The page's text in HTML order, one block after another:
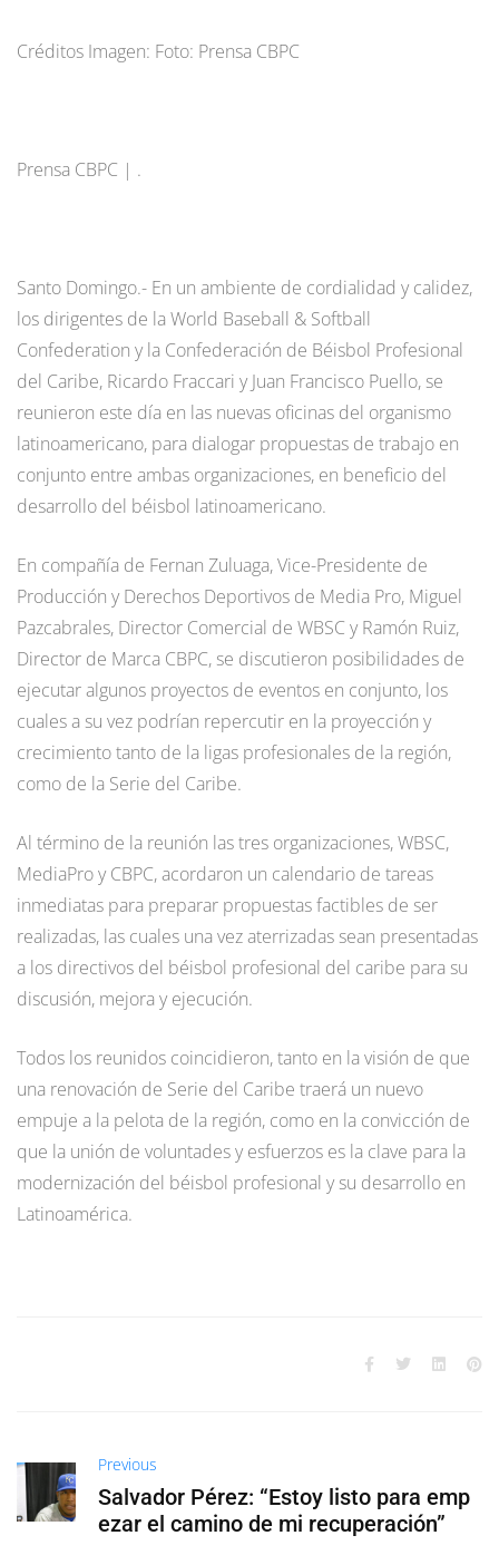
Créditos Imagen: Foto: Prensa CBPC
Prensa CBPC | .
Santo Domingo.- En un ambiente de cordialidad y calidez,
los dirigentes de la World Baseball & Softball
Confederation y la Confederación de Béisbol Profesional
del Caribe, Ricardo Fraccari y Juan Francisco Puello, se
reunieron este día en las nuevas oficinas del organismo
latinoamericano, para dialogar propuestas de trabajo en
conjunto entre ambas organizaciones, en beneficio del
desarrollo del béisbol latinoamericano.
En compañía de Fernan Zuluaga, Vice-Presidente de
Producción y Derechos Deportivos de Media Pro, Miguel
Pazcabrales, Director Comercial de WBSC y Ramón Ruiz,
Director de Marca CBPC, se discutieron posibilidades de
ejecutar algunos proyectos de eventos en conjunto, los
cuales a su vez podrían repercutir en la proyección y
crecimiento tanto de la ligas profesionales de la región,
como de la Serie del Caribe.
Al término de la reunión las tres organizaciones, WBSC,
MediaPro y CBPC, acordaron un calendario de tareas
inmediatas para preparar propuestas factibles de ser
realizadas, las cuales una vez aterrizadas sean presentadas
a los directivos del béisbol profesional del caribe para su
discusión, mejora y ejecución.
Todos los reunidos coincidieron, tanto en la visión de que
una renovación de Serie del Caribe traerá un nuevo
empuje a la pelota de la región, como en la convicción de
que la unión de voluntades y esfuerzos es la clave para la
modernización del béisbol profesional y su desarrollo en
Latinoamérica.
Previous
Salvador Pérez: “Estoy listo para emp
ezar el camino de mi recuperación”